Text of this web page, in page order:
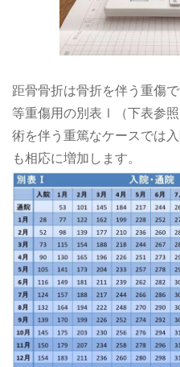
距骨骨折は骨折を伴う重傷
等重傷用の別表Ⅰ（下表参
術を伴う重篤なケースでは
も相応に増加します。